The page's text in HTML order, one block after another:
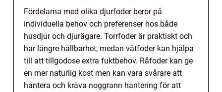
Fördelarna med olika djurfoder beror på
individuella behov och preferenser hos både
husdjur och djurägare. Torrfoder är praktiskt och
har längre hållbarhet, medan våtfoder kan hjälpa
till att tillgodose extra fuktbehov. Råfoder kan ge
en mer naturlig kost men kan vara svårare att
hantera och kräva noggrann hantering för att